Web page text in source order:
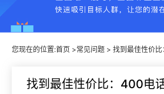
您现在的位置:首页 >常见问题 > 找到最佳性价
找到最佳性价比：400电